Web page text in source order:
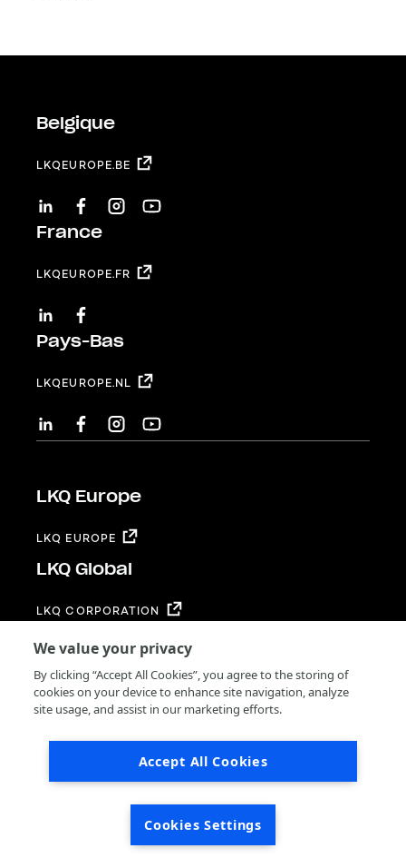
Belgique
LKQEUROPE.BE
LINKEDINFACEBOOKINSTAGRAM
YOUTUBE
France
LKQEUROPE.FR
LINKEDINFACEBOOK
Pays-Bas
LKQEUROPE.NL
LINKEDINFACEBOOKINSTAGRAM
YOUTUBE
LKQ Europe
LKQ EUROPE
LKQ Global
LKQ CORPORATION
Footer
Termes et Conditions
Supplier Code of Conduct
Code of Ethics
© 2026 by LKQ Europe
We value your privacy
By clicking “Accept All Cookies”, you agree to the storing of
cookies on your device to enhance site navigation, analyze
site usage, and assist in our marketing efforts.
Accept All Cookies
Cookies Settings